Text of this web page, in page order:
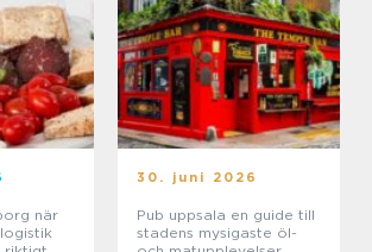
när
30. juni 2026
Pub uppsala en guide till
stadens mysigaste öl-